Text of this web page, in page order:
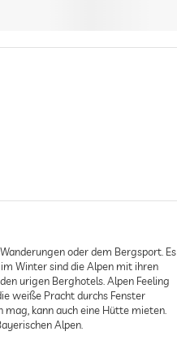
oder dem Bergsport. Es
Winter sind die Alpen mit ihren
urigen Berghotels. Alpen Feeling
weiße Pracht durchs Fenster
kann auch eine Hütte mieten.
Alpen.